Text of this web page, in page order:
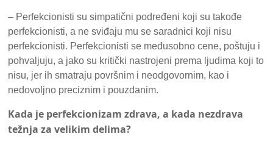
– Perfekcionisti su simpatični podređeni koji su takođe
perfekcionisti, a ne sviđaju mu se saradnici koji nisu
perfekcionisti. Perfekcionisti se međusobno cene, poštuju i
pohvaljuju, a jako su kritički nastrojeni prema ljudima koji to
nisu, jer ih smatraju površnim i neodgovornim, kao i
nedovoljno preciznim i pouzdanim.
Kada je perfekcionizam zdrava, a kada nezdrava
težnja za velikim delima?